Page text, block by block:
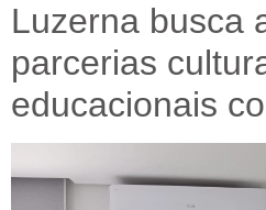
Luzerna busca
parcerias
educacionais